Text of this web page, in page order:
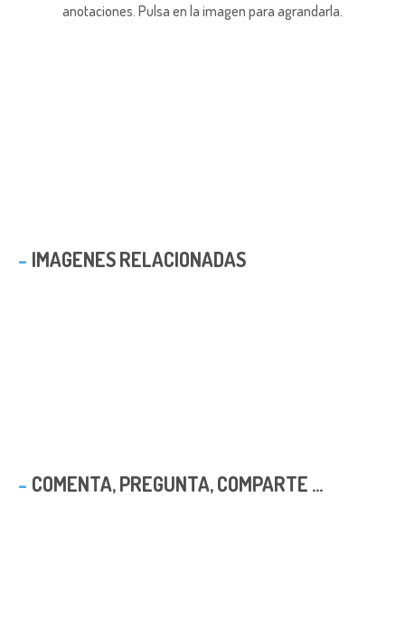
anotaciones. Pulsa en la imagen para agrandarla.
IMAGENES RELACIONADAS
COMENTA, PREGUNTA, COMPARTE ...